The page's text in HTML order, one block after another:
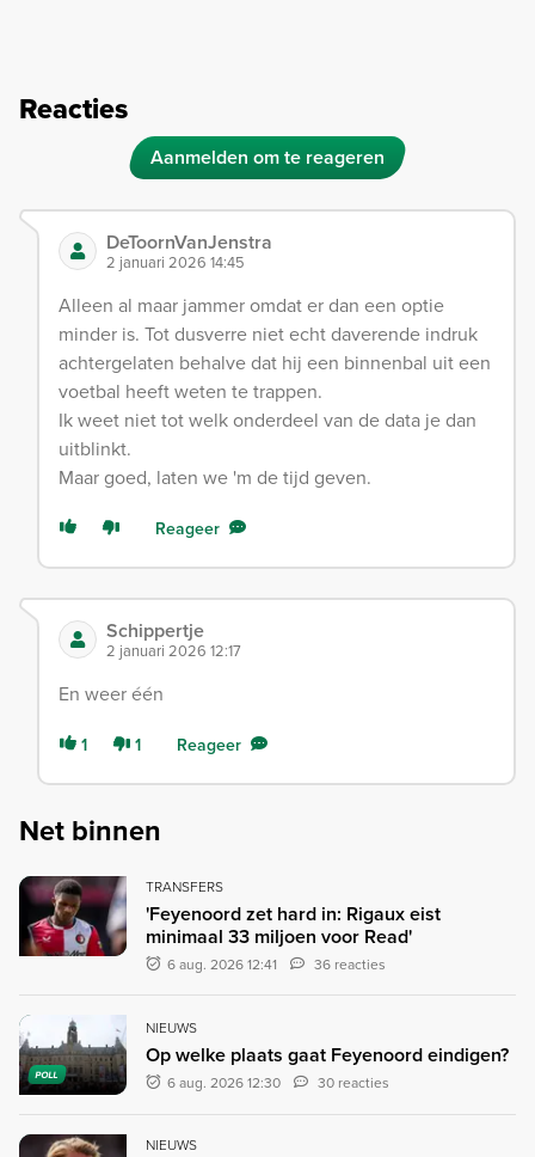
Reacties
Aanmelden om te reageren
DeToornVanJenstra
2 januari 2026 14:45
Alleen al maar jammer omdat er dan een optie
minder is. Tot dusverre niet echt daverende indruk
achtergelaten behalve dat hij een binnenbal uit een
voetbal heeft weten te trappen.
Ik weet niet tot welk onderdeel van de data je dan
uitblinkt.
Maar goed, laten we 'm de tijd geven.
Reageer
Schippertje
2 januari 2026 12:17
En weer één
1 1 Reageer
Net binnen
TRANSFERS
'Feyenoord zet hard in: Rigaux eist
minimaal 33 miljoen voor Read'
6 aug. 2026 12:41 36 reacties
POLL
NIEUWS
Op welke plaats gaat Feyenoord eindigen?
6 aug. 2026 12:30 30 reacties
NIEUWS